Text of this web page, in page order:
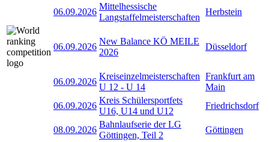
06.09.2026
Mittelhessische
Langstaffelmeisterschaften
Herbstein
06.09.2026
New Balance KÖ MEILE
2026
Düsseldorf
06.09.2026
Kreiseinzelmeisterschaften
U 12 - U 14
Frankfurt am
Main
06.09.2026
Kreis Schülersportfets
U16, U14 und U12
Friedrichsdorf
08.09.2026
Bahnlaufserie der LG
Göttingen, Teil 2
Göttingen